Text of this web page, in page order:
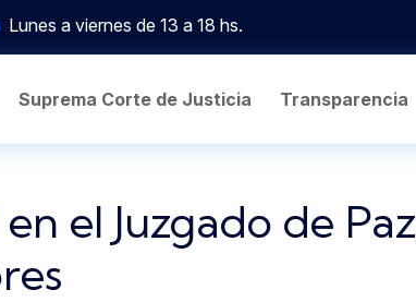
Lunes a viernes de 13 a 18 hs.
Suprema Corte de Justicia Transparencia
el Juzgado de Paz